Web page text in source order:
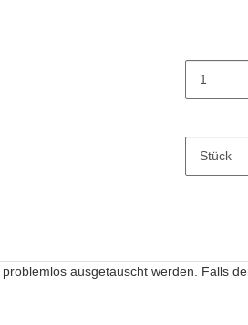
Stück
ausgetauscht werden. Falls